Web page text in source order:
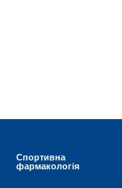
Спортивна
фармакологія